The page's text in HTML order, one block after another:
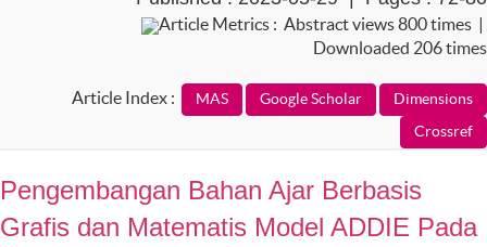
Article Metrics : Abstract views 800 times |
Downloaded 206 times
Article Index :
Pengembangan Bahan Ajar Berbasis
Grafis dan Matematis Model ADDIE Pada